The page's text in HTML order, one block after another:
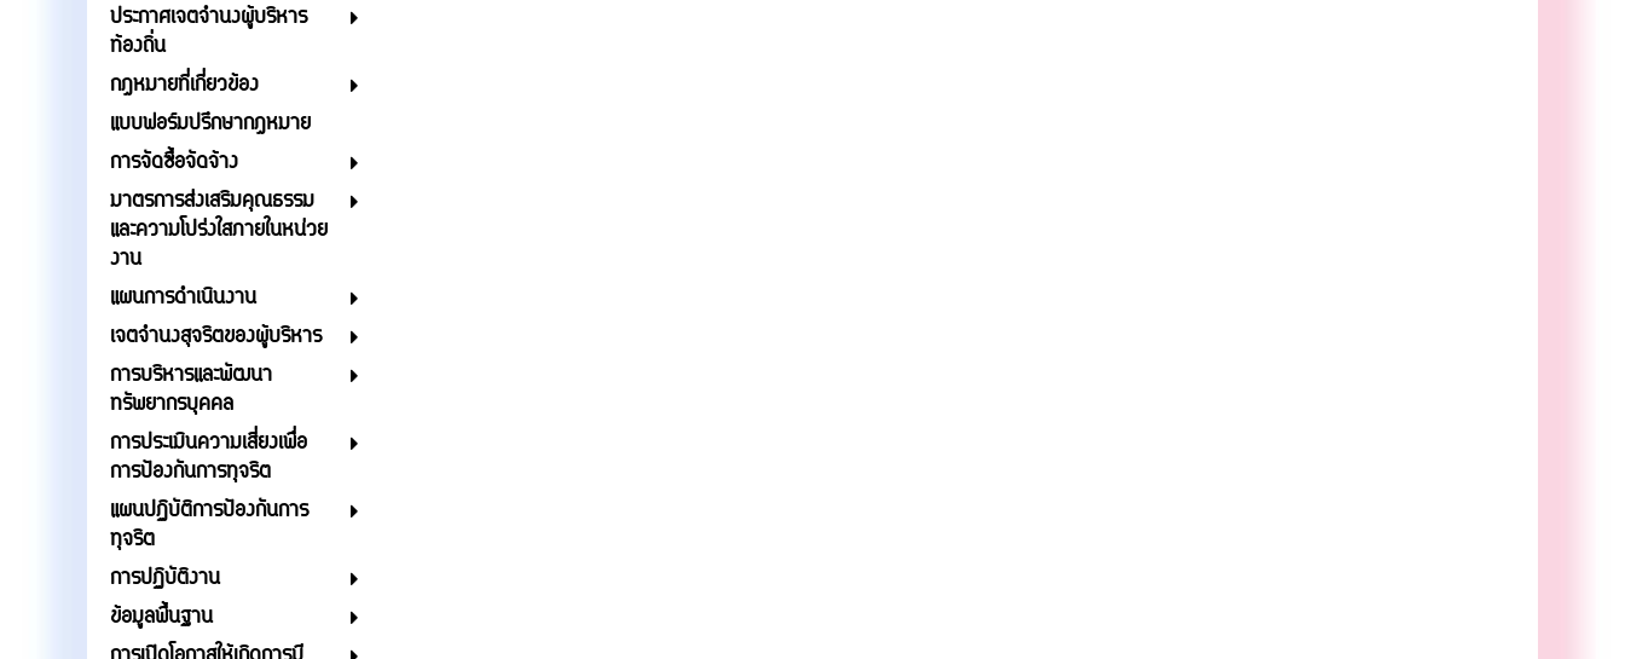
ประกาศเจตจำนงผู้บริหาร
ท้องถิ่น
กฎหมายที่เกี่ยวข้อง
แบบฟอร์มปรึกษากฎหมาย
การจัดซื้อจัดจ้าง
มาตรการส่งเสริมคุณธรรม
และความโปร่งใสภายในหน่วย
งาน
แผนการดำเนินงาน
เจตจำนงสุจริตของผู้บริหาร
การบริหารและพัฒนา
ทรัพยากรบุคคล
การประเมินความเสี่ยงเพื่อ
การป้องกันการทุจริต
แผนปฏิบัติการป้องกันการ
ทุจริต
การปฏิบัติงาน
ข้อมูลพื้นฐาน